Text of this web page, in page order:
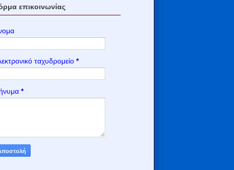
επικοινωνίας
ταχυδρομείο *
*